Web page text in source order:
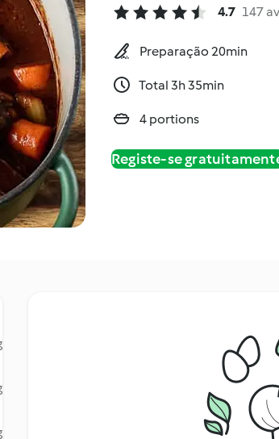
4.7 147
Preparação 20min
Total 3h 35min
4 portions
Registe-se